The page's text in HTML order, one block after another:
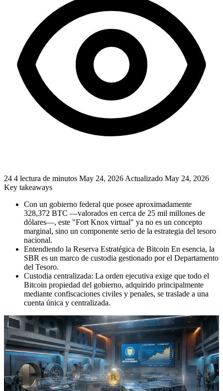
24 4 lectura de minutos May 24, 2026 Actualizado May 24, 2026
Key takeaways
Con un gobierno federal que posee aproximadamente
328,372 BTC —valorados en cerca de 25 mil millones de
dólares—, este "Fort Knox virtual" ya no es un concepto
marginal, sino un componente serio de la estrategia del tesoro
nacional.
Entendiendo la Reserva Estratégica de Bitcoin En esencia, la
SBR es un marco de custodia gestionado por el Departamento
del Tesoro.
Custodia centralizada: La orden ejecutiva exige que todo el
Bitcoin propiedad del gobierno, adquirido principalmente
mediante confiscaciones civiles y penales, se traslade a una
cuenta única y centralizada.